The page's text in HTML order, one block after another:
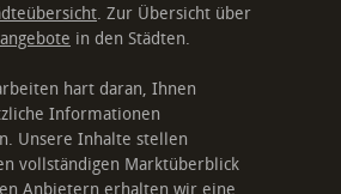
. Zur Übersicht über
in den Städten.
hart daran, Ihnen
Informationen
Unsere Inhalte stellen
vollständigen Marktüberblick
Anbietern erhalten wir eine